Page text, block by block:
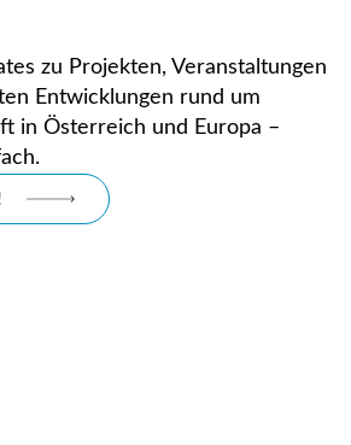
zu Projekten, Veranstaltungen
Entwicklungen rund um
in Österreich und Europa –